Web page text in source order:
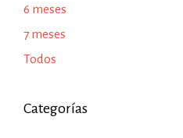
6 meses
7 meses
Todos
Categorías